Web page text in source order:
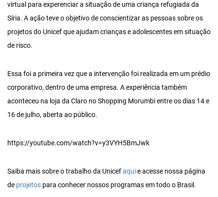
virtual para experenciar a situação de uma criança refugiada da
Síria. A ação teve o objetivo de conscientizar as pessoas sobre os
projetos do Unicef que ajudam crianças e adolescentes em situação
de risco.
Essa foi a primeira vez que a intervenção foi realizada em um prédio
corporativo, dentro de uma empresa. A experiência também
aconteceu na loja da Claro no Shopping Morumbi entre os dias 14 e
16 de julho, aberta ao público.
https://youtube.com/watch?v=y3VYH5BmJwk
Saiba mais sobre o trabalho da Unicefaquie acesse nossa página
de projetos para conhecer nossos programas em todo o Brasil.